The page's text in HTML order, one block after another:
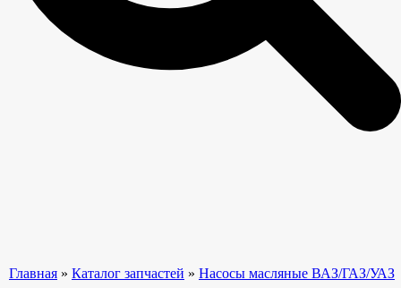
Главная » Каталог запчастей » Насосы масляные ВАЗ/ГАЗ/УАЗ